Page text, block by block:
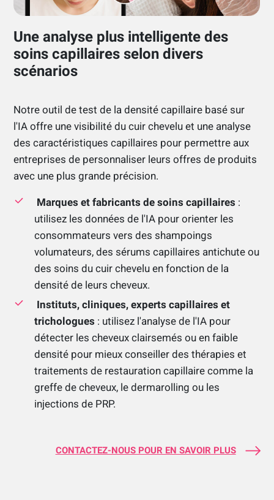
Une analyse plus intelligente des
soins capillaires selon divers
scénarios
Notre outil de test de la densité capillaire basé sur
l'IA offre une visibilité du cuir chevelu et une analyse
des caractéristiques capillaires pour permettre aux
entreprises de personnaliser leurs offres de produits
avec une plus grande précision.
Marques et fabricants de soins capillaires :
utilisez les données de l'IA pour orienter les
consommateurs vers des shampoings
volumateurs, des sérums capillaires antichute ou
des soins du cuir chevelu en fonction de la
densité de leurs cheveux.
Instituts, cliniques, experts capillaires et
trichologues : utilisez l'analyse de l'IA pour
détecter les cheveux clairsemés ou en faible
densité pour mieux conseiller des thérapies et
traitements de restauration capillaire comme la
greffe de cheveux, le dermarolling ou les
injections de PRP.
CONTACTEZ-NOUS POUR EN SAVOIR PLUS